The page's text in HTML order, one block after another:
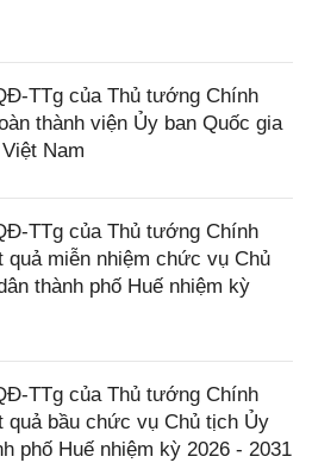
TTg của Thủ tướng Chính
thành viện Ủy ban Quốc gia
Nam
TTg của Thủ tướng Chính
quả miễn nhiệm chức vụ Chủ
thành phố Huế nhiệm kỳ
TTg của Thủ tướng Chính
quả bầu chức vụ Chủ tịch Ủy
phố Huế nhiệm kỳ 2026 - 2031